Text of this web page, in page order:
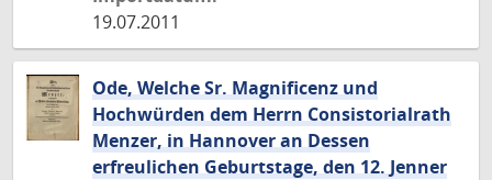
19.07.2011
Ode, Welche Sr. Magnificenz und
Hochwürden dem Herrn Consistorialrath
Menzer, in Hannover an Dessen
erfreulichen Geburtstage, den 12. Jenner